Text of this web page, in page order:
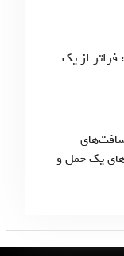
فراتر از یک
یک حمل و